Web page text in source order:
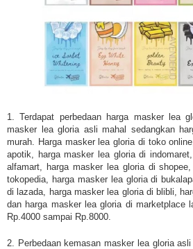
1. Terdapat perbedaan harga masker lea
masker lea gloria asli mahal sedangkan
murah. Harga masker lea gloria di toko
apotik, harga masker lea gloria di
alfamart, harga masker lea gloria di
tokopedia, harga masker lea gloria di
di lazada, harga masker lea gloria di blibli,
dan harga masker lea gloria di marketplace
Rp.4000 sampai Rp.8000.
2. Perbedaan kemasan masker lea gloria